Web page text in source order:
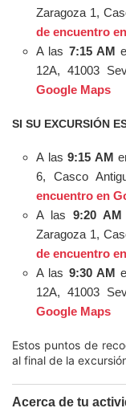
Zaragoza 1,
de encuentro
A las 7:15 AM
12A, 41003
Google Maps
SI SU EXCURSIÓN
A las 9:15 AM
6, Casco
encuentro en
A las 9:20 AM
Zaragoza 1,
de encuentro
A las 9:30 AM
12A, 41003
Google Maps
Estos puntos de
al final de la
Acerca de tu